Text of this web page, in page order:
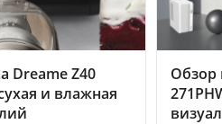
Dreame Z40
и влажная
Обзор